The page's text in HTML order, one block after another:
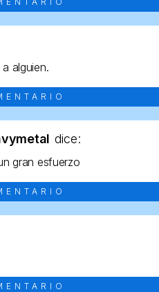
alguien.
dice:
gran esfuerzo